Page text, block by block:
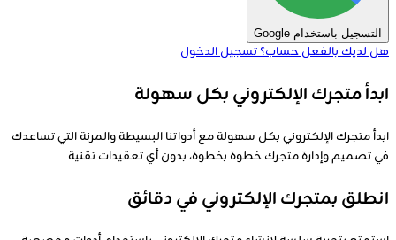
التسجيل باستخدام Google
هل لديك بالفعل حساب؟تسجيل الدخول
ابدأ متجرك الإلكتروني بكل سهولة
ابدأ متجرك الإلكتروني بكل سهولة مع أدواتنا البسيطة والمرنة التي تساعدك
في تصميم وإدارة متجرك خطوة بخطوة، بدون أي تعقيدات تقنية
انطلق بمتجرك الإلكتروني في دقائق